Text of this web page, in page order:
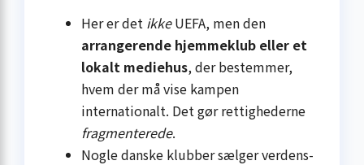
Her er det ikkeUEFA, men den
arrangerende hjemme­klub eller et
lokalt mediehus, der bestemmer,
hvem der må vise kampen
internationalt. Det gør rettighederne
fragmenterede.
Nogle danske klubber sælger verdens­